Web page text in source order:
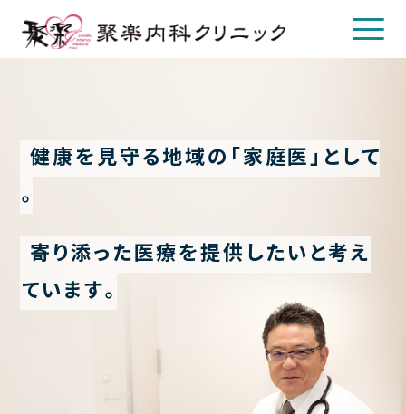
クリニックについて
健康を 見守 る地域の 「家 庭 医」 と して
。
寄 り添っ た 医療を提供 したい と考え
てい ま す。